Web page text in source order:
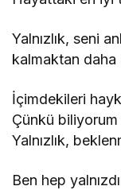
Yalnızlık, seni
kalmaktan daha
İçimdekileri
Çünkü biliyorum
Yalnızlık,
Ben hep